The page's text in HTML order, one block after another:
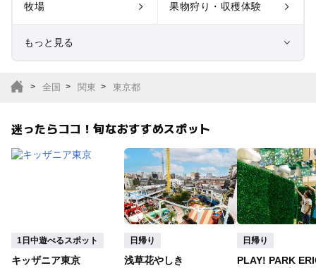
牧場 果物狩り・収穫体験
もっと見る
サファリパーク
植物園・フラワーパー
ク
バーベキュー
釣り
全国 関東 東京都
迷ったらココ！旬なおすすめスポット
1日中遊べるスポット
キッザニア東京
日帰り
浅草花やしき
日帰り
PLAY! PARK